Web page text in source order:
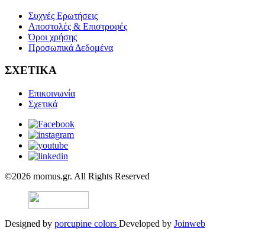
Συχνές Ερωτήσεις
Αποστολές & Επιστροφές
Όροι χρήσης
Προσωπικά Δεδομένα
ΣΧΕΤΙΚΑ
Επικοινωνία
Σχετικά
©2026 momus.gr. All Rights Reserved
Designed by porcupine colors Developed by Joinweb